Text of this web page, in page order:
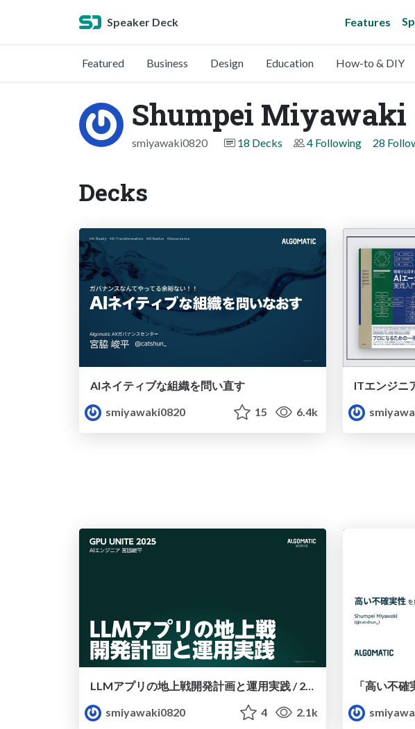
Speaker Deck Features
Featured Business Design Education How-to & DIY
Shumpei Miyawaki
smiyawaki0820 18 Decks 4 Following 28
Decks
AIネイティブな組織を問い直す
smiyawaki0820
15 6.4k
LLMアプリの地上戦開発計画と運用実践 / 2025.10.15 GPU UNITE 2025
smiyawaki0820
4 2.1k